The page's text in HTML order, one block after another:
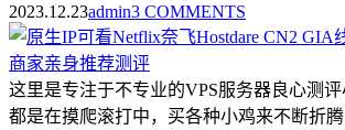
2023.12.23admin3 COMMENTS
这里是专注于不专业的VPS服务器良心测
都是在摸爬滚打中，买各种小鸡来不断折